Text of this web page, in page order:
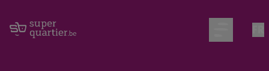
Open main